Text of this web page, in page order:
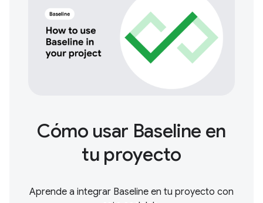
Cómo usar Baseline en
tu proyecto
Aprende a integrar Baseline en tu proyecto con